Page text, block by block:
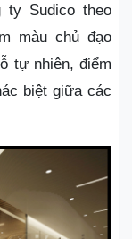
ty Sudico theo
màu chủ đạo
tự nhiên, điểm
biệt giữa các